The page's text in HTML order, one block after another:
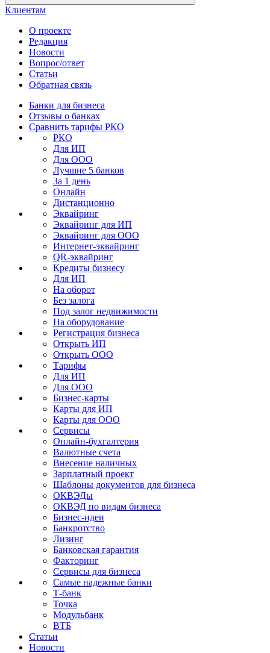
Клиентам
О проекте
Редакция
Новости
Вопрос/ответ
Статьи
Обратная связь
Банки для бизнеса
Отзывы о банках
Сравнить тарифы РКО
РКО
Для ИП
Для ООО
Лучшие 5 банков
За 1 день
Онлайн
Дистанционно
Эквайринг
Эквайринг для ИП
Эквайринг для ООО
Интернет-эквайринг
QR-эквайринг
Кредиты бизнесу
Для ИП
На оборот
Без залога
Под залог недвижимости
На оборудование
Регистрация бизнеса
Открыть ИП
Открыть ООО
Тарифы
Для ИП
Для ООО
Бизнес-карты
Карты для ИП
Карты для ООО
Сервисы
Онлайн-бухгалтерия
Валютные счета
Внесение наличных
Зарплатный проект
Шаблоны документов для бизнеса
ОКВЭДы
ОКВЭД по видам бизнеса
Бизнес-идеи
Банкротство
Лизинг
Банковская гарантия
Факторинг
Сервисы для бизнеса
Самые надежные банки
Т-банк
Точка
Модульбанк
ВТБ
Статьи
Новости